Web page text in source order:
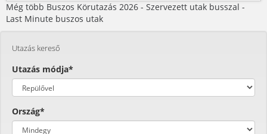
Még több Buszos Körutazás 2026 - Szervezett utak busszal -
Last Minute buszos utak
Utazás kereső
Utazás módja*
Ország*